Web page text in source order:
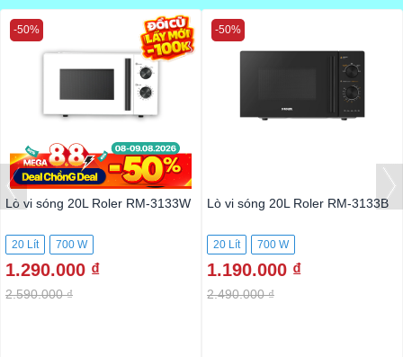
Lò vi sóng 20L Roler RM-3133W
20 Lít 700 W
1.290.000 ₫
2.590.000 ₫
-50%
Lò vi sóng 20L Roler RM-3133B
20 Lít 700 W
1.190.000 ₫
2.490.000 ₫
-50%